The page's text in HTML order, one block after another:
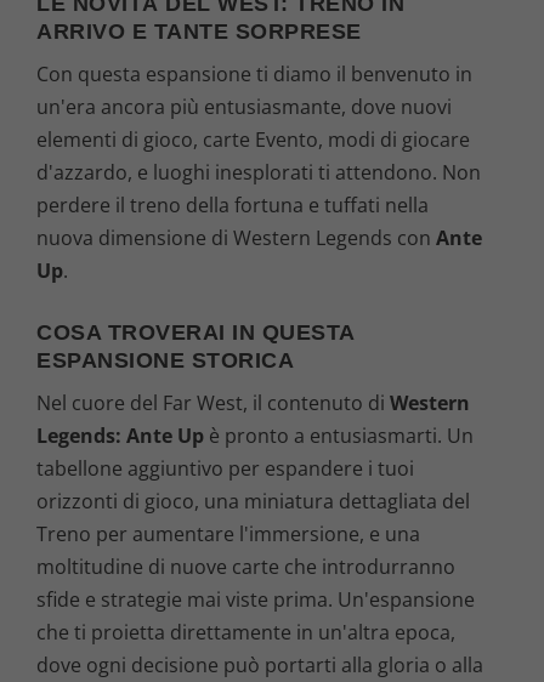
ARRIVO E TANTE SORPRESE
Con questa espansione ti diamo il benvenuto in
un'era ancora più entusiasmante, dove nuovi
elementi di gioco, carte Evento, modi di giocare
d'azzardo, e luoghi inesplorati ti attendono. Non
perdere il treno della fortuna e tuffati nella
nuova dimensione di Western Legends con Ante
Up.
COSA TROVERAI IN QUESTA
ESPANSIONE STORICA
Nel cuore del Far West, il contenuto di Western
Legends: Ante Up è pronto a entusiasmarti. Un
tabellone aggiuntivo per espandere i tuoi
orizzonti di gioco, una miniatura dettagliata del
Treno per aumentare l'immersione, e una
moltitudine di nuove carte che introdurranno
sfide e strategie mai viste prima. Un'espansione
che ti proietta direttamente in un'altra epoca,
dove ogni decisione può portarti alla gloria o alla